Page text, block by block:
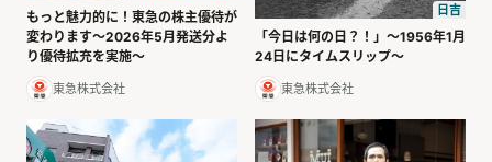
もっと魅力的に！東急の株主優待が
変わります〜2026年5月発送分よ
り優待拡充を実施〜
東急株式会社
日吉
「今日は何の日？！」～1956年1月
24日にタイムスリップ～
東急株式会社